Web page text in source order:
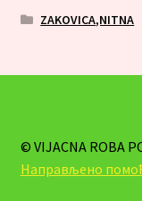
ZAKOVICA,NITNA
© VIJACNA ROBA
Направљено